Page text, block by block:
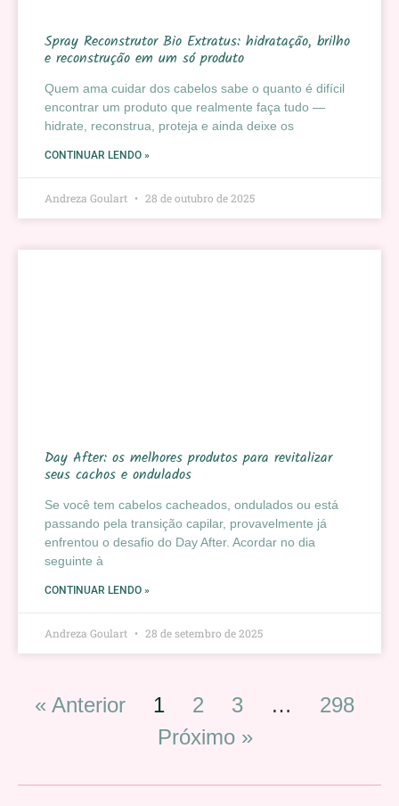
Spray Reconstrutor Bio Extratus: hidratação, brilho
e reconstrução em um só produto
Quem ama cuidar dos cabelos sabe o quanto é difícil
encontrar um produto que realmente faça tudo —
hidrate, reconstrua, proteja e ainda deixe os
CONTINUAR LENDO »
Andreza Goulart 28 de outubro de 2025
Day After: os melhores produtos para revitalizar
seus cachos e ondulados
Se você tem cabelos cacheados, ondulados ou está
passando pela transição capilar, provavelmente já
enfrentou o desafio do Day After. Acordar no dia
seguinte à
CONTINUAR LENDO »
Andreza Goulart 28 de setembro de 2025
« Anterior 1 2 3 …
298
Próximo »